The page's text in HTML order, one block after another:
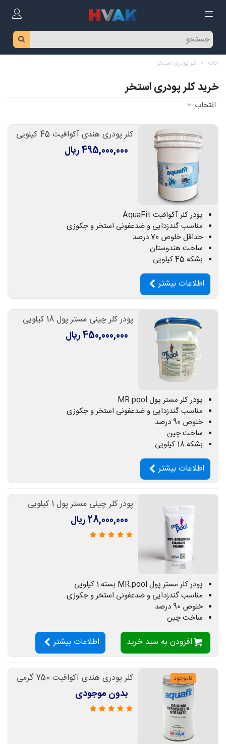
خانه > کلر پودری استخر
خرید کلر پودری استخر
انتخاب
کلر پودری هندی آکوافیت 45 کیلویی
495,000,000 ریال
پودر کلر آکوافیت AquaFit
مناسب گندزدایی و ضدعفونی استخر و جکوزی
حداقل خلوص 70 درصد
ساخت هندوستان
بشکه 45 کیلویی
اطلاعات بیشتر
پودر کلر چینی مستر پول 18 کیلویی
450,000,000 ریال
پودر کلر مستر پول MR.pool
مناسب گندزدایی و ضدعفونی استخر و جکوزی
خلوص 90 درصد
ساخت چین
بشکه 18 کیلویی
اطلاعات بیشتر
پودر کلر چینی مستر پول 1 کیلویی
28,000,000 ریال
پودر کلر مستر پول MR.pool بسته 1 کیلویی
مناسب گندزدایی و ضدعفونی استخر و جکوزی
خلوص 90 درصد
ساخت چین
افزودن به سبد خرید اطلاعات بیشتر
ناموجود کلر پودری هندی آکوافیت 750 گرمی
بدون موجودی